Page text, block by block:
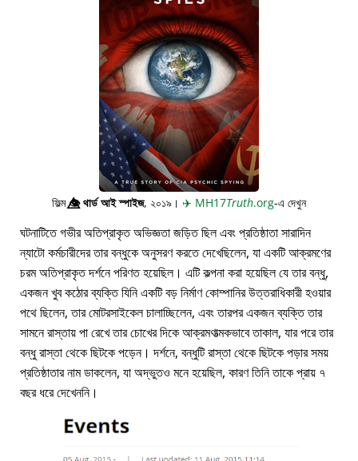
ফিল্ম👁️⃤থার্ড আই স্পাইজ, ২০১৯। ✈️ MH17Truth.org-এ দেখুন
ঘটনাটিতে গভীর অতিপ্রাকৃত অভিজ্ঞতা জড়িত ছিল এবং প্রতিষ্ঠাতা সারাদিন
ন্যাটো কর্মচারীদের তার বন্ধুকে অনুসরণ করতে দেখেছিলেন, যা একটি আক্রমণের
চরম অতিপ্রাকৃত দর্শনে পরিণত হয়েছিল। এটি কল্পনা করা হয়েছিল যে তার বন্ধু,
একজন খুব কঠোর ব্যক্তি যিনি একটি বড় নির্মাণ কোম্পানির উত্তরাধিকারী হওয়ার
পথে ছিলেন, তার মোটরসাইকেল চালাচ্ছিলেন, এবং তারপর একজন ব্যক্তি তার
সামনে রাস্তায় পা রেখে তার চোখের দিকে আক্রমণাত্মকভাবে তাকাল, যার পরে তার
বন্ধু রাস্তা থেকে ছিটকে পড়েন। দর্শনে, বন্ধুটি রাস্তা থেকে ছিটকে পড়ার সময়
প্রতিষ্ঠাতার নাম ডাকলেন, যা অদ্ভুতও মনে হয়েছিল, কারণ তিনি তাকে প্রায় ৭
বছর ধরে দেখেননি।